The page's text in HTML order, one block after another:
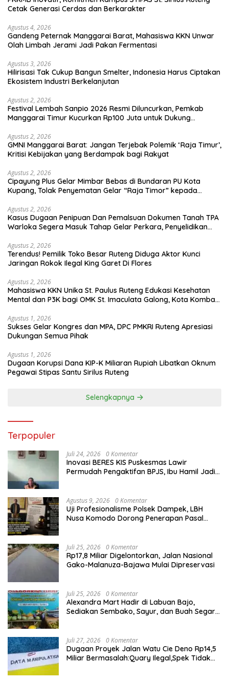
Cetak Generasi Cerdas dan Berkarakter
Agustus 4, 2026
Gandeng Peternak Manggarai Barat, Mahasiswa KKN Unwar
Olah Limbah Jerami Jadi Pakan Fermentasi
Agustus 3, 2026
Hilirisasi Tak Cukup Bangun Smelter, Indonesia Harus Ciptakan
Ekosistem Industri Berkelanjutan
Agustus 2, 2026
Festival Lembah Sanpio 2026 Resmi Diluncurkan, Pemkab
Manggarai Timur Kucurkan Rp100 Juta untuk Dukung
Agustus 2, 2026
GMNI Manggarai Barat: Jangan Terjebak Polemik ‘Raja Timur’,
Kritisi Kebijakan yang Berdampak bagi Rakyat
Agustus 2, 2026
Cipayung Plus Gelar Mimbar Bebas di Bundaran PU Kota
Kupang, Tolak Penyematan Gelar “Raja Timor” kepada
Agustus 2, 2026
Kasus Dugaan Penipuan Dan Pemalsuan Dokumen Tanah TPA
Warloka Segera Masuk Tahap Gelar Perkara, Penyelidikan
Agustus 2, 2026
Terendus! Pemilik Toko Besar Ruteng Diduga Aktor Kunci
Jaringan Rokok Ilegal King Garet Di Flores
Agustus 2, 2026
Mahasiswa KKN Unika St. Paulus Ruteng Edukasi Kesehatan
Mental dan P3K bagi OMK St. Imaculata Galong, Kota Komba
Agustus 1, 2026
Sukses Gelar Kongres dan MPA, DPC PMKRI Ruteng Apresiasi
Dukungan Semua Pihak
Agustus 1, 2026
Dugaan Korupsi Dana KIP-K Miliaran Rupiah Libatkan Oknum
Pegawai Stipas Santu Sirilus Ruteng
Selengkapnya
Terpopuler
Juli 24, 2026 0 Komentar
Inovasi BERES KIS Puskesmas Lawir
Permudah Pengaktifan BPJS, Ibu Hamil Jadi
Agustus 9, 2026 0 Komentar
Uji Profesionalisme Polsek Dampek, LBH
Nusa Komodo Dorong Penerapan Pasal
Juli 25, 2026 0 Komentar
Rp17,8 Miliar Digelontorkan, Jalan Nasional
Gako-Malanuza-Bajawa Mulai Dipreservasi
Juli 25, 2026 0 Komentar
Alexandra Mart Hadir di Labuan Bajo,
Sediakan Sembako, Sayur, dan Buah Segar
Juli 27, 2026 0 Komentar
Dugaan Proyek Jalan Watu Cie Deno Rp14,5
Miliar Bermasalah:Quary Ilegal,Spek Tidak